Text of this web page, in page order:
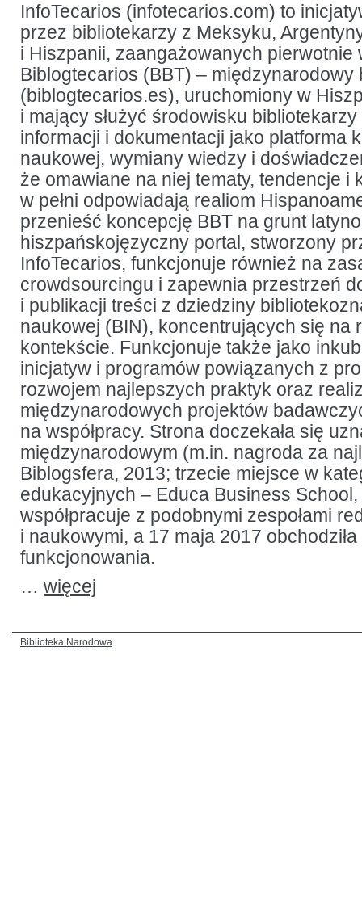
rozpowszechniania
publikacji
naukowych
z zakresu
bibliotekoznawstwa
i informacji
naukowej
InfoTecarios (infotecarios.com) to
przez bibliotekarzy z Meksyku,
i Hiszpanii, zaangażowanych pierwotnie
Biblogtecarios (BBT) – międzynarodowy
(biblogtecarios.es), uruchomiony w
i mający służyć środowisku
informacji i dokumentacji jako platforma
naukowej, wymiany wiedzy i
że omawiane na niej tematy, tendencje i
w pełni odpowiadają realiom
przenieść koncepcję BBT na grunt
hiszpańskojęzyczny portal, stworzony
InfoTecarios, funkcjonuje również na
crowdsourcingu i zapewnia przestrzeń
i publikacji treści z dziedziny
naukowej (BIN), koncentrujących się na
kontekście. Funkcjonuje także jako
inicjatyw i programów powiązanych z
rozwojem najlepszych praktyk oraz
międzynarodowych projektów
na współpracy. Strona doczekała się
międzynarodowym (m.in. nagroda za
Biblogsfera, 2013; trzecie miejsce w
edukacyjnych – Educa Business
współpracuje z podobnymi zespołami
i naukowymi, a 17 maja 2017
funkcjonowania.
… więcej
Biblioteka Narodowa